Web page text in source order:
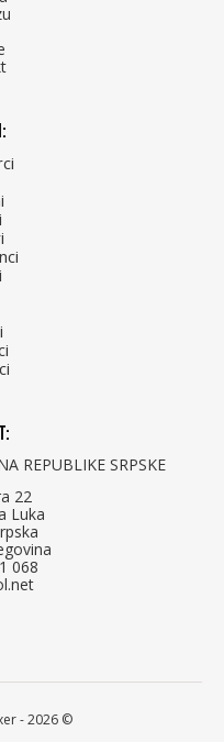
REPUBLIKE SRPSKE
22
Luka
068
- 2026 ©